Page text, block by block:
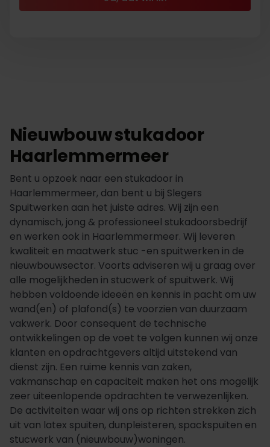
Nieuwbouw stukadoor
Haarlemmermeer
Bent u opzoek naar een stukadoor in
Haarlemmermeer, dan bent u bij Slegers
Spuitwerken aan het juiste adres. Wij zijn een
dynamisch, jong & professioneel stukadoorsbedrijf
en werken ook in Haarlemmermeer. Wij leveren
kwaliteit en maatwerk stuc -en spuitwerken in de
nieuwbouwsector. Voorts adviseren wij u graag over
alle mogelijkheden in stucwerk of spuitwerk. Wij
hebben voldoende ideeën en kennis in pacht om uw
wand(en) of plafond(s) te voorzien van duurzaam
vakwerk. Door consequent de technische
ontwikkelingen op de voet te volgen kunnen wij onze
klanten en opdrachtgevers altijd uitstekend van
dienst zijn. Een ruime kennis van zaken,
vakmanschap en capaciteit maken het ons mogelijk
zeer uiteenlopende opdrachten te verwezenlijken.
De activiteiten waar wij ons op richten strekken zich
uit van latex spuiten, dunpleisteren, spackspuiten en
stucwerk van (nieuwbouw)woningen.